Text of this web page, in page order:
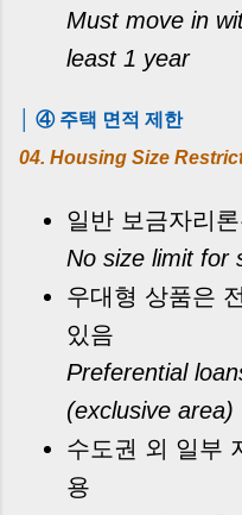
Must move in
least 1 year
│ ④ 주택 면적 제한
04. Housing Size
일반 보금자리
No size limit for
우대형 상품은
있음
Preferential
(exclusive area)
수도권 외 일부
용